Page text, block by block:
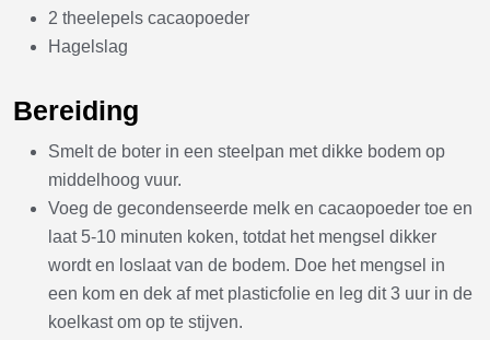
2 theelepels cacaopoeder
Hagelslag
Bereiding
Smelt de boter in een steelpan met dikke bodem op
middelhoog vuur.
Voeg de gecondenseerde melk en cacaopoeder toe en
laat 5-10 minuten koken, totdat het mengsel dikker
wordt en loslaat van de bodem. Doe het mengsel in
een kom en dek af met plasticfolie en leg dit 3 uur in de
koelkast om op te stijven.